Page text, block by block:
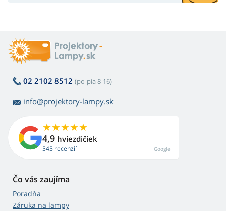
02 2102 8512 (po-pia 8-16)
info@projektory-lampy.sk
4,9 hviezdičiek
545 recenzií Google
Čo vás zaujíma
Poradňa
Záruka na lampy